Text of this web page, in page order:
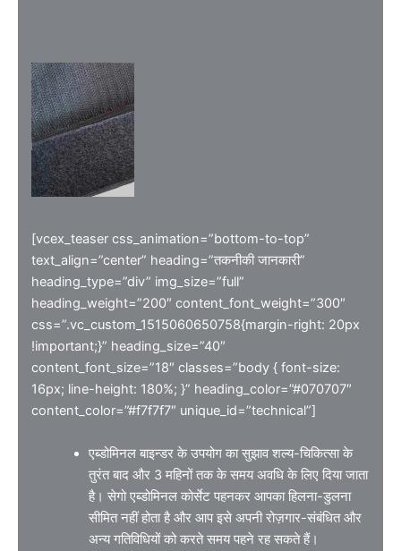
[vcex_teaser css_animation=”bottom-to-top”
text_align=”center” heading=”तकनीकी जानकारी”
heading_type=”div” img_size=”full”
heading_weight=”200″ content_font_weight=”300″
css=”.vc_custom_1515060650758{margin-right: 20px
!important;}” heading_size=”40″
content_font_size=”18″ classes=”body { font-size:
16px; line-height: 180%; }” heading_color=”#070707″
content_color=”#f7f7f7″ unique_id=”technical”]
एब्डोमिनल बाइन्डर के उपयोग का सुझाव शल्य-चिकित्सा के
तुरंत बाद और 3 महिनों तक के समय अवधि के लिए दिया जाता
है। सेगो एब्डोमिनल कोर्सेट पहनकर आपका हिलना-डुलना
सीमित नहीं होता है और आप इसे अपनी रोज़गार-संबंधित और
अन्य गतिविधियों को करते समय पहने रह सकते हैं।